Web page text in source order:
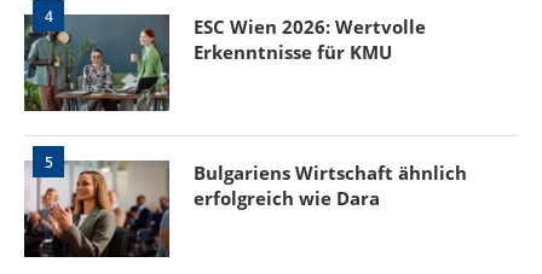
4
ESC Wien 2026: Wertvolle
Erkenntnisse für KMU
5
Bulgariens Wirtschaft ähnlich
erfolgreich wie Dara